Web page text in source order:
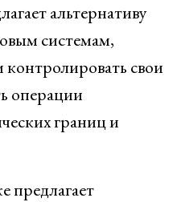
альтернативу
системам,
контролировать свои
операции
границ и
предлагает